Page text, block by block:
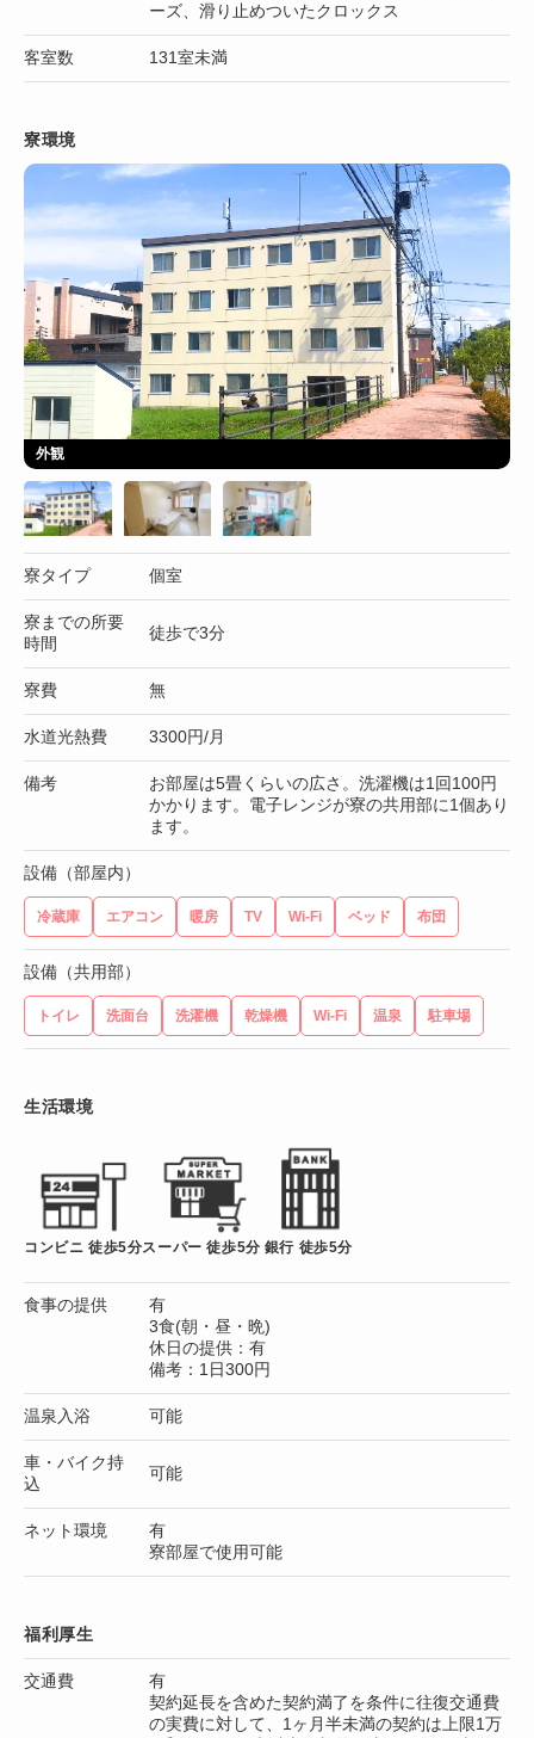
ーズ、滑り止めついたクロックス
客室数 131室未満
寮環境
外観
寮タイプ 個室
寮までの所要
時間
徒歩で3分
寮費 無
水道光熱費 3300円/月
備考
お部屋は5畳くらいの広さ。洗濯機は1回100円
かかります。電子レンジが寮の共用部に1個あり
ます。
設備（部屋内）
冷蔵庫 エアコン 暖房 TV Wi-Fi ベッド 布団
設備（共用部）
トイレ 洗面台 洗濯機 乾燥機 Wi-Fi 温泉 駐車場
生活環境
コンビニ 徒歩5分スーパー 徒歩5分 銀行 徒歩5分
食事の提供
有
3食(朝・昼・晩)
休日の提供：有
備考：1日300円
温泉入浴 可能
車・バイク持
込
可能
ネット環境
有
寮部屋で使用可能
福利厚生
交通費
有
契約延長を含めた契約満了を条件に往復交通費
の実費に対して、1ヶ月半未満の契約は上限1万